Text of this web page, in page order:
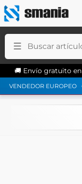
Smania: tienda
🚚 Envío gratuito
VENDEDOR EUROPEO